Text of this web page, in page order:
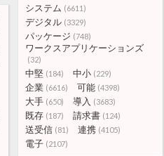
システム (6611)
デジタル (3329)
パッケージ (748)
ワークスアプリケーションズ
(32)
中堅 (184) 中小 (229)
企業 (6616) 可能 (4398)
大手 (650) 導入 (3683)
既存 (187) 請求書 (124)
送受信 (81) 連携 (4105)
電子 (2107)